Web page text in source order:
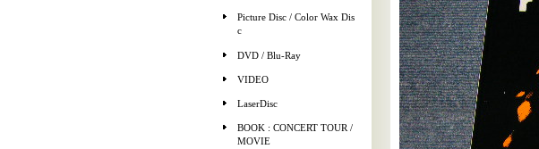
Picture Disc / Color Wax Dis
c
DVD / Blu-Ray
VIDEO
LaserDisc
BOOK : CONCERT TOUR /
MOVIE